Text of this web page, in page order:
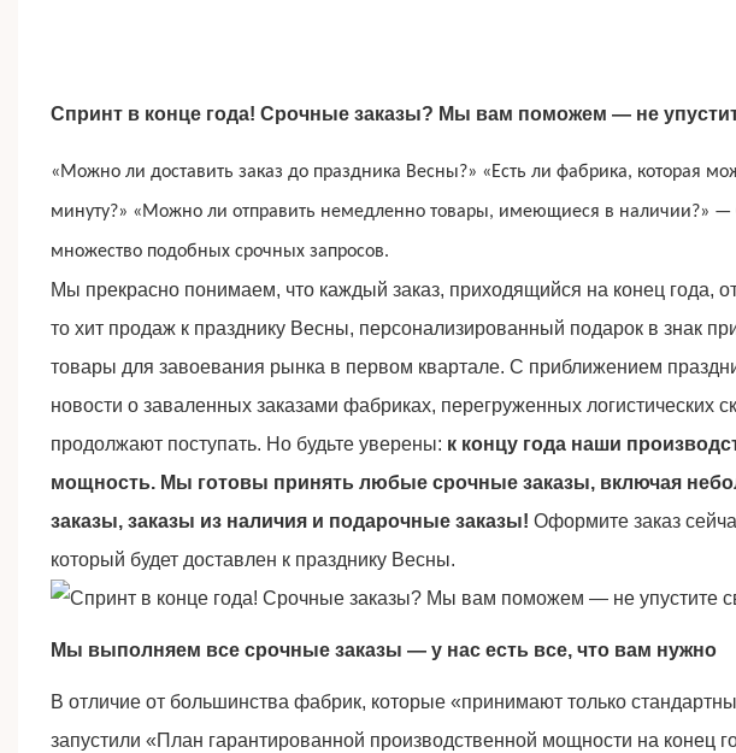
Спринт в конце года! Срочные заказы? Мы вам поможем — не
«Можно ли доставить заказ до праздника Весны?» «Есть ли фабрика, которая
минуту?» «Можно ли отправить немедленно товары, имеющиеся в наличии?»
множество подобных срочных запросов.
Мы прекрасно понимаем, что каждый заказ, приходящийся на конец года,
то хит продаж к празднику Весны, персонализированный подарок в знак
товары для завоевания рынка в первом квартале. С приближением
новости о заваленных заказами фабриках, перегруженных логистических
продолжают поступать. Но будьте уверены: к концу года наши
мощность. Мы готовы принять любые срочные заказы, включая
заказы, заказы из наличия и подарочные заказы! Оформите заказ
который будет доставлен к празднику Весны.
Мы выполняем все срочные заказы — у нас есть все, что вам нужно
В отличие от большинства фабрик, которые «принимают только
запустили «План гарантированной производственной мощности на конец